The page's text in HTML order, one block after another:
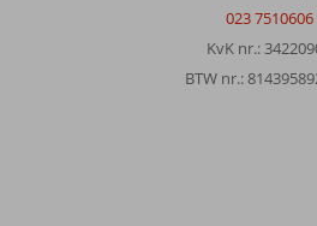
023 7510606
KvK nr.:
BTW nr.: